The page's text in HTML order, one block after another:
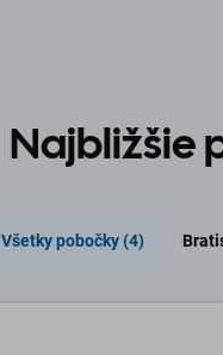
Najbližšie
Všetky pobočky (4)